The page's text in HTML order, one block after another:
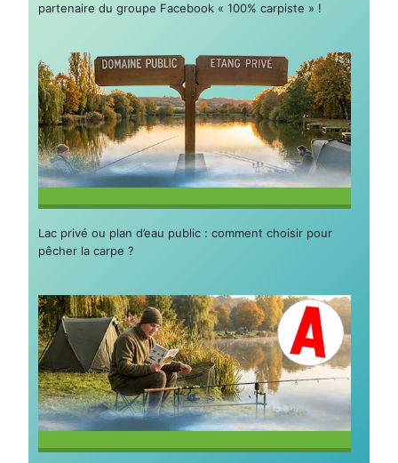
partenaire du groupe Facebook « 100% carpiste » !
Lac privé ou plan d’eau public : comment choisir pour
pêcher la carpe ?